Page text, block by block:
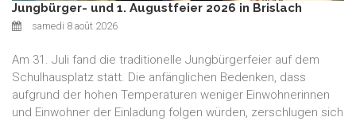
Jungbürger- und 1. Augustfeier 2026 in Brislach
samedi 8 août 2026
Am 31. Juli fand die traditionelle Jungbürgerfeier auf dem
Schulhausplatz statt. Die anfänglichen Bedenken, dass
aufgrund der hohen Temperaturen weniger Einwohnerinnen
und Einwohner der Einladung folgen würden, zerschlugen sich